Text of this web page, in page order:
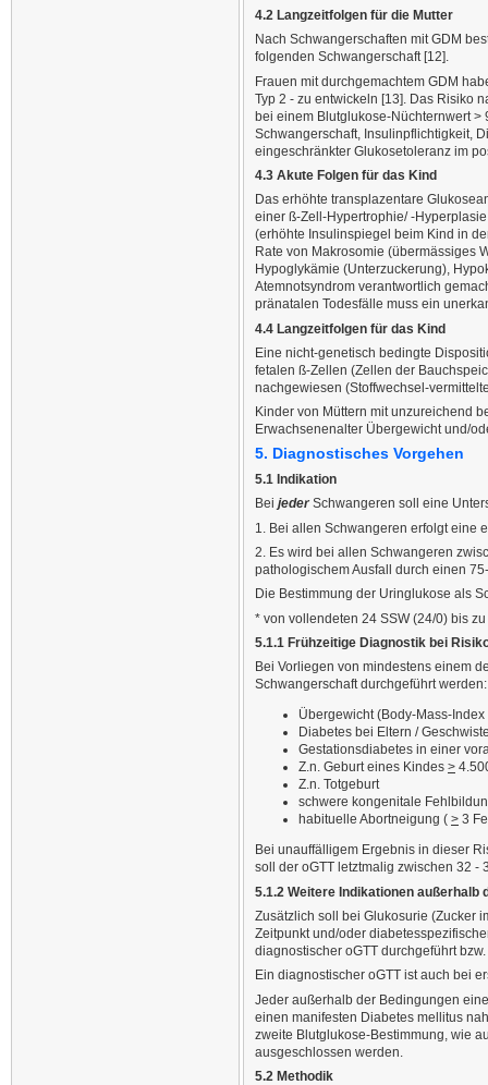
4.2 Langzeitfolgen für die Mutter
Nach Schwangerschaften mit GDM
folgenden Schwangerschaft [12].
Frauen mit durchgemachtem GDM
Typ 2 - zu entwickeln [13]. Das Risiko
bei einem Blutglukose-Nüchternwert >
Schwangerschaft, Insulinpflichtigkeit,
eingeschränkter Glukosetoleranz im
4.3 Akute Folgen für das Kind
Das erhöhte transplazentare
einer ß-Zell-Hypertrophie/ -
(erhöhte Insulinspiegel beim Kind in
Rate von Makrosomie (übermässiges
Hypoglykämie (Unterzuckerung),
Atemnotsyndrom verantwortlich
pränatalen Todesfälle muss ein
4.4 Langzeitfolgen für das Kind
Eine nicht-genetisch bedingte
fetalen ß-Zellen (Zellen der
nachgewiesen (Stoffwechsel-
Kinder von Müttern mit unzureichend
Erwachsenenalter Übergewicht und/
5. Diagnostisches Vorgehen
5.1 Indikation
Bei jederSchwangeren soll eine
1. Bei allen Schwangeren erfolgt eine
2. Es wird bei allen Schwangeren
pathologischem Ausfall durch einen
Die Bestimmung der Uringlukose als
* von vollendeten 24 SSW (24/0) bis
5.1.1 Frühzeitige Diagnostik bei
Bei Vorliegen von mindestens einem
Schwangerschaft durchgeführt werden:
Übergewicht (Body-Mass-
Diabetes bei Eltern /
Gestationsdiabetes in einer
Z.n. Geburt eines Kindes >
Z.n. Totgeburt
schwere kongenitale
habituelle Abortneigung ( > 3
Bei unauffälligem Ergebnis in dieser
soll der oGTT letztmalig zwischen 32 -
5.1.2 Weitere Indikationen
Zusätzlich soll bei Glukosurie (Zucker
Zeitpunkt und/oder
diagnostischer oGTT durchgeführt
Ein diagnostischer oGTT ist auch bei
Jeder außerhalb der Bedingungen
einen manifesten Diabetes mellitus
zweite Blutglukose-Bestimmung, wie
ausgeschlossen werden.
5.2 Methodik